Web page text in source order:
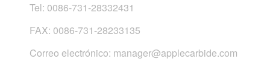
Tel: 0086-731-28332431
FAX: 0086-731-28233135
Correo electrónico: manager@applecarbide.com